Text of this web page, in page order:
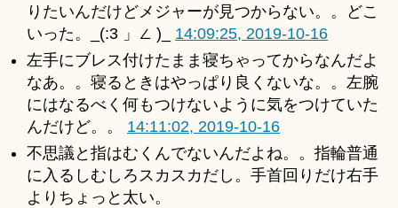
りたいんだけどメジャーが見つからない。。どこ
いった。_(:3 」∠ )_ 14:09:25, 2019-10-16
左手にブレス付けたまま寝ちゃってからなんだよ
なあ。。寝るときはやっぱり良くないな。。左腕
にはなるべく何もつけないように気をつけていた
んだけど。。 14:11:02, 2019-10-16
不思議と指はむくんでないんだよね。。指輪普通
に入るしむしろスカスカだし。手首回りだけ右手
よりちょっと太い。